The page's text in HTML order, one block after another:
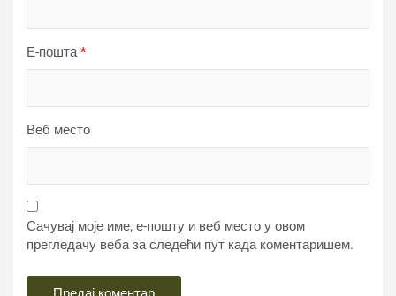
Е-пошта*
Веб место
Сачувај моје име, е-пошту и веб место у овом
прегледачу веба за следећи пут када коментаришем.